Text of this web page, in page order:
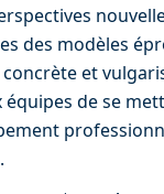
des modèles
et
de se